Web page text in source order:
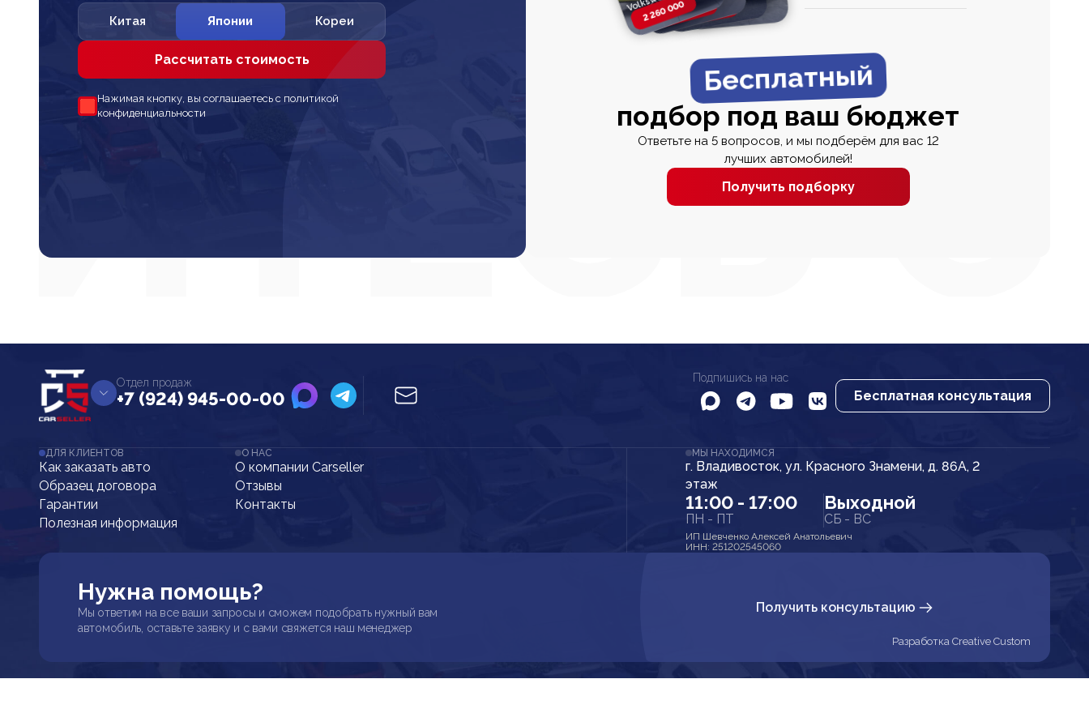
Китая Японии Кореи
Рассчитать стоимость
Нажимая кнопку, вы соглашаетесь с политикой
конфиденциальности
2 260 0002 820 000
2 820 0002 670 000
Бесплатный
подбор под ваш бюджет
Ответьте на 5 вопросов, и мы подберём для вас 12
лучших автомобилей!
Получить подборку
Отдел продаж
+7 (924) 945-00-00
Подпишись на нас
Бесплатная консультация
ДЛЯ КЛИЕНТОВ
Как заказать авто
Образец договора
Гарантии
Полезная информация
О НАС
О компании Carseller
Отзывы
Контакты
МЫ НАХОДИМСЯ
г. Владивосток, ул. Красного Знамени, д. 86А, 2
этаж
11:00 - 17:00
ПН - ПТ
Выходной
СБ - ВС
ИП Шевченко Алексей Анатольевич
ИНН: 251202545060
Нужна помощь?
Мы ответим на все ваши запросы и сможем подобрать нужный вам
автомобиль, оставьте заявку и с вами свяжется наш менеджер
Получить консультацию
Разработка Creative Custom